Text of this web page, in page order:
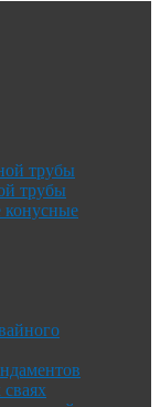
трубы
трубы
конусные